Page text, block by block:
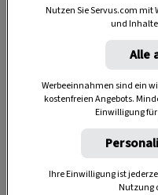
Nutzen Sie Servus.com mit
und
Alle
Werbeeinnahmen sind ein
kostenfreien Angebots.
Einwilligung
Ihre Einwilligung ist
Nutzung